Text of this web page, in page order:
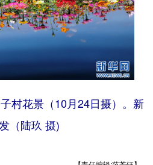
村花景（10月24日摄）。新
（陆玖 摄)